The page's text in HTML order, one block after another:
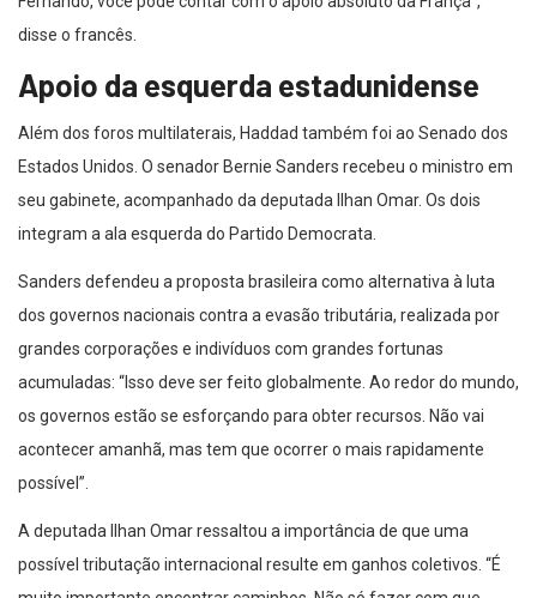
disse o francês.
Apoio da esquerda estadunidense
Além dos foros multilaterais, Haddad também foi ao Senado dos
Estados Unidos. O senador Bernie Sanders recebeu o ministro em
seu gabinete, acompanhado da deputada Ilhan Omar. Os dois
integram a ala esquerda do Partido Democrata.
Sanders defendeu a proposta brasileira como alternativa à luta
dos governos nacionais contra a evasão tributária, realizada por
grandes corporações e indivíduos com grandes fortunas
acumuladas: “Isso deve ser feito globalmente. Ao redor do mundo,
os governos estão se esforçando para obter recursos. Não vai
acontecer amanhã, mas tem que ocorrer o mais rapidamente
possível”.
A deputada Ilhan Omar ressaltou a importância de que uma
possível tributação internacional resulte em ganhos coletivos. “É